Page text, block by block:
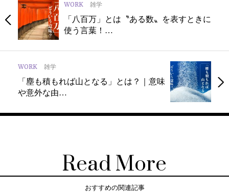
WORK 雑学
「八百万」とは〝ある数〟を表すときに
使う言葉！…
WORK 雑学
「塵も積もれば山となる」とは？｜意味
や意外な由…
Read More
おすすめの関連記事